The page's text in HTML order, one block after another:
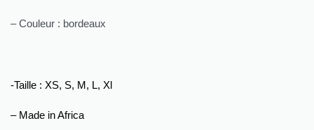
– Couleur : bordeaux
-Taille : XS, S, M, L, Xl
– Made in Africa